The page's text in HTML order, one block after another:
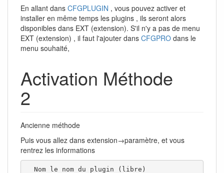
En allant dans CFGPLUGIN , vous pouvez activer et
installer en même temps les plugins , ils seront alors
disponibles dans EXT (extension). S'il n'y a pas de menu
EXT (extension) , il faut l'ajouter dans CFGPRO dans le
menu souhaité,
Activation Méthode
2
Ancienne méthode
Puis vous allez dans extension→paramètre, et vous
rentrez les informations